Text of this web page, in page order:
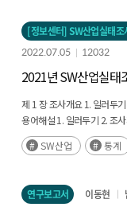
전문인력 4. 2022년 인력 채
기술개발 환경 2. 공개소프
진출 현황 2. 신소프트웨어
신소프트웨어 사업 인력 5.
7. 신소프트웨어 사업 추진
해외진출 활동 현황 3. 해외
3. 부록: 소프트웨어산업 품
[정보센터] SW산업실태조
2022.07.05
12032
2021년 SW산업실태
제 1 장 조사개요 1. 일러두
용어해설 1. 일러두기 2. 조
장 조사결과 Ⅰ. 일반 현황 1.
Ⅲ. 사업 현황 1. 고객 유형별
전문인력 4. 2022년 인력 채
기술개발 환경 2. 공개소프
SW산업 통계
연구보고서 이동현